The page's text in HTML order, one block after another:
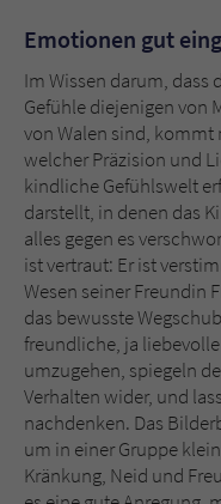
Emotionen gut
Im Wissen darum, dass
Gefühle diejenigen von
von Walen sind,
welcher Präzision und
kindliche Gefühlswelt
darstellt, in denen das
alles gegen es
ist vertraut: Er ist
Wesen seiner Freundin
das bewusste
freundliche, ja
umzugehen, spiegeln
Verhalten wider, und
nachdenken. Das
um in einer Gruppe
Kränkung, Neid und